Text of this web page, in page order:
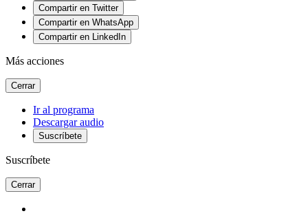
Compartir en Twitter
Compartir en WhatsApp
Compartir en LinkedIn
Más acciones
Cerrar
Ir al programa
Descargar audio
Suscríbete
Suscríbete
Cerrar